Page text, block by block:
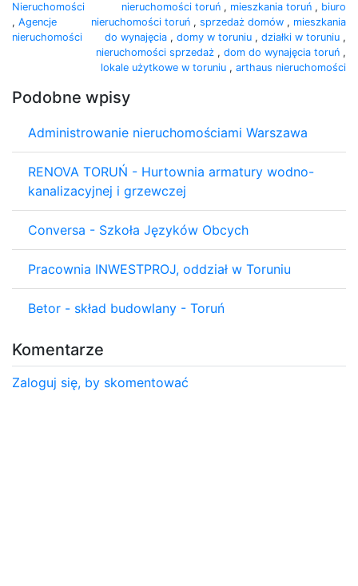
Nieruchomości
, Agencje
nieruchomości
nieruchomości toruń , mieszkania toruń , biuro
nieruchomości toruń , sprzedaż domów , mieszkania
do wynajęcia , domy w toruniu , działki w toruniu ,
nieruchomości sprzedaż , dom do wynajęcia toruń ,
lokale użytkowe w toruniu , arthaus nieruchomości
Podobne wpisy
Administrowanie nieruchomościami Warszawa
RENOVA TORUŃ - Hurtownia armatury wodno-
kanalizacyjnej i grzewczej
Conversa - Szkoła Języków Obcych
Pracownia INWESTPROJ, oddział w Toruniu
Betor - skład budowlany - Toruń
Komentarze
Zaloguj się, by skomentować